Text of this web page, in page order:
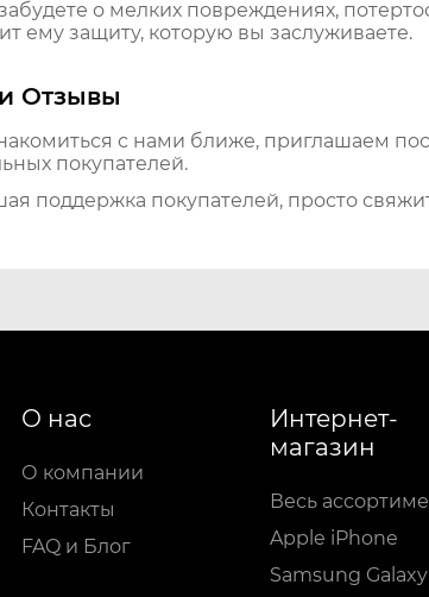
о мелких повреждениях,
ему защиту, которую вы заслуживаете.
Отзывы
с нами ближе, приглашаем
покупателей.
поддержка покупателей, просто
О нас
О компании
Контакты
FAQ и Блог
Интернет-
магазин
Весь
Apple iPhone
Samsung Galaxy